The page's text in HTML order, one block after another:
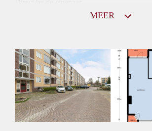
Huurtoeslag
Mogelijk
Inkomen eis
N.V.T.
Huurtermijn
Onbepaalde termijn
Oplevering
MEER